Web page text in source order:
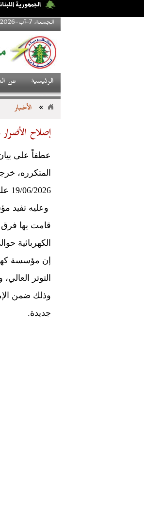
الجمعة، 7-آب-2026 3:17:14
الرئيسية عن
» الأخبار
إصلاح
19/06/2026 على أثر تعطّل خط النقل الرئيسي زهراني- صور 220 ك.ف. في منطقة تبنا.
وعليه تفيد
قامت بها فرق
الكهربائية
إن مؤسسة
التوتر
وذلك ضمن
جديدة.